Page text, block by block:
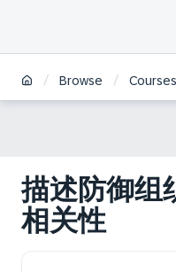
/ Browse / Courses
描述防御组
相关性